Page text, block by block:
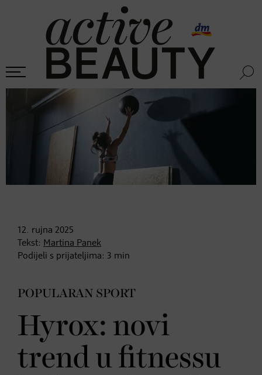
12. rujna 2025
Tekst: Martina Panek
Podijeli s prijateljima: 3 min
POPULARAN SPORT
Hyrox: novi
trend u fitnessu